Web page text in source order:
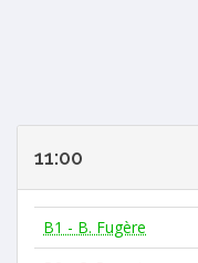
11:00
B1 - B. Fugère